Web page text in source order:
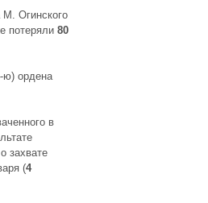
М. Огинского
потеряли 80
-ю) ордена
в
захвате
(4